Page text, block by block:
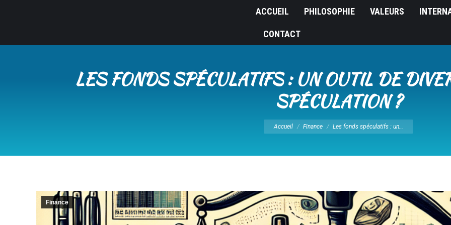
ACCUEIL PHILOSOPHIE VALEURS
CONTACT
LES FONDS SPÉCULATIFS : UN OUTIL DE
SPÉCULATION ?
Vous êtes ici :
Accueil Finance Les fonds spéculatifs : un…
Finance